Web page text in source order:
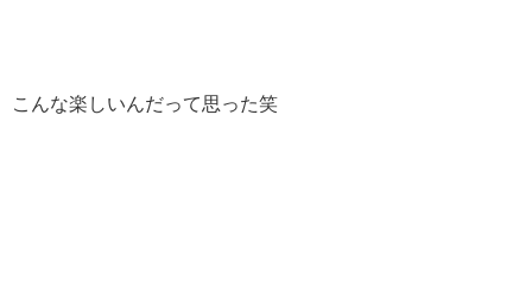
こんな楽しいんだって思った笑